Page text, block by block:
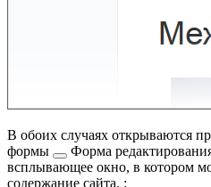
В обоих случаях открываются
формы
Форма
всплывающее окно, в котором
содержание сайта. :